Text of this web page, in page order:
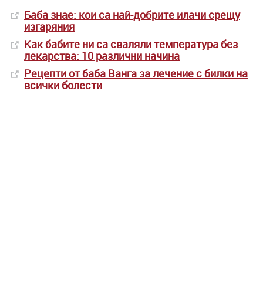
Баба знае: кои са най-добрите илачи срещу
изгаряния
Как бабите ни са сваляли температура без
лекарства: 10 различни начина
Рецепти от баба Ванга за лечение с билки на
всички болести